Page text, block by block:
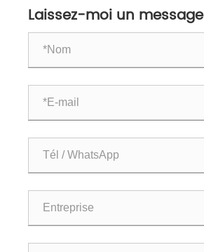
nettoyage hygiénique
Laissez-moi un message